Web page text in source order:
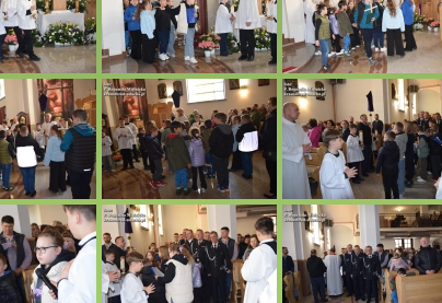
r.
r.
r.
r.
r.
04.2026 r.